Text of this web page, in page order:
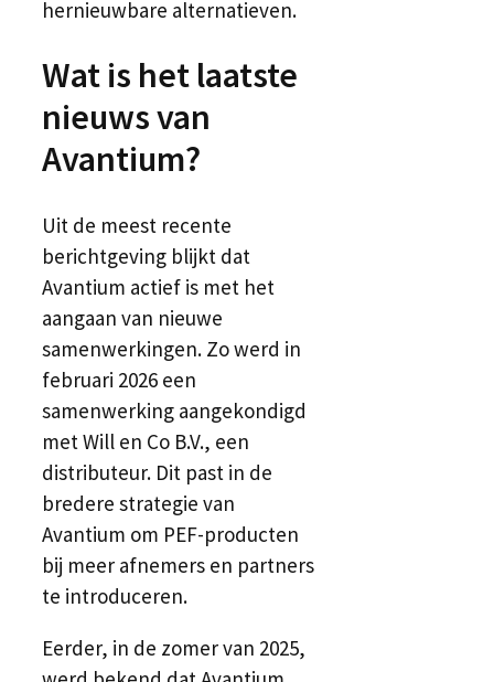
hernieuwbare alternatieven.
Wat is het laatste
nieuws van
Avantium?
Uit de meest recente
berichtgeving blijkt dat
Avantium actief is met het
aangaan van nieuwe
samenwerkingen. Zo werd in
februari 2026 een
samenwerking aangekondigd
met Will en Co B.V., een
distributeur. Dit past in de
bredere strategie van
Avantium om PEF-producten
bij meer afnemers en partners
te introduceren.
Eerder, in de zomer van 2025,